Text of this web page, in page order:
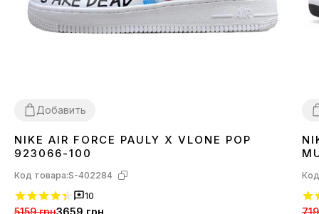
Добавить
38
NIKE AIR FORCE PAULY X VLONE POP
923066-100
Код товара:S-402284
10